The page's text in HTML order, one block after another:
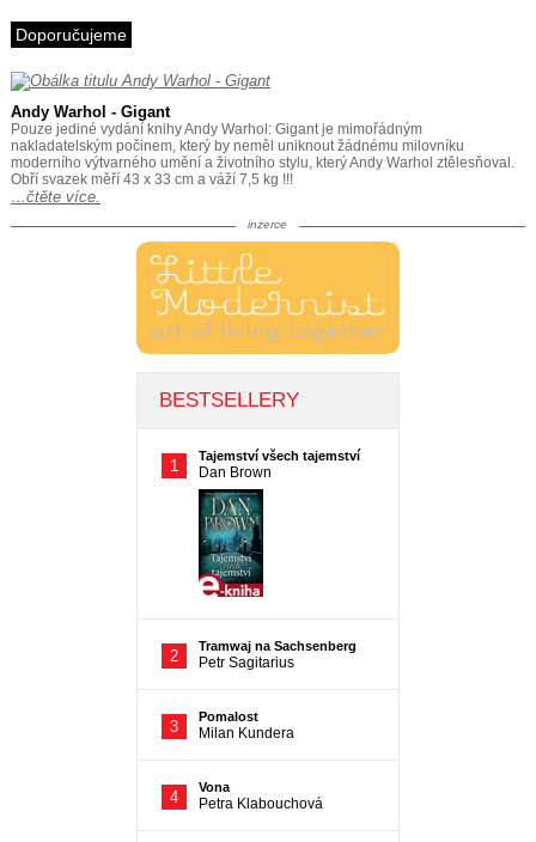
Doporučujeme
Andy Warhol - Gigant
Pouze jediné vydání knihy Andy Warhol: Gigant je mimořádným
nakladatelským počinem, který by neměl uniknout žádnému milovníku
moderního výtvarného umění a životního stylu, který Andy Warhol ztělesňoval.
Obří svazek měří 43 x 33 cm a váží 7,5 kg !!!
…čtěte více.
inzerce